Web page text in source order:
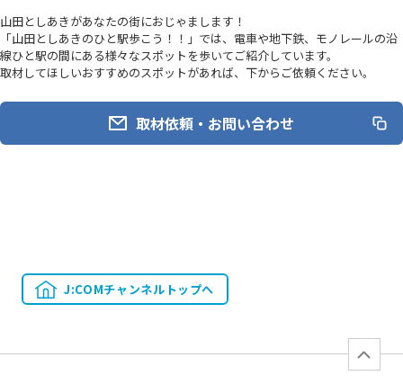
山田としあきがあなたの街におじゃまします！
「山田としあきのひと駅歩こう！！」では、電車や地下鉄、モノレールの沿
線ひと駅の間にある様々なスポットを歩いてご紹介しています。
取材してほしいおすすめのスポットがあれば、下からご依頼ください。
取材依頼・お問い合わせ
J:COMチャンネルトップへ